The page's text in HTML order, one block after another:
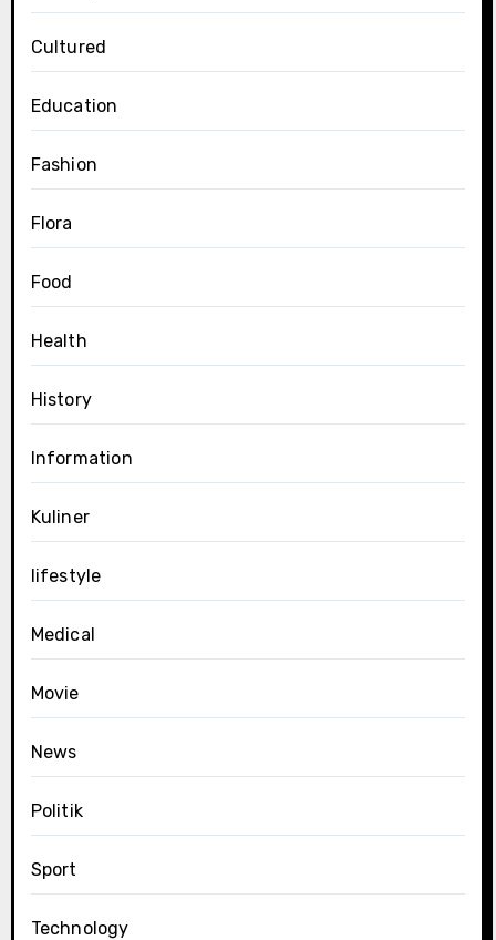
Cultured
Education
Fashion
Flora
Food
Health
History
Information
Kuliner
lifestyle
Medical
Movie
News
Politik
Sport
Technology